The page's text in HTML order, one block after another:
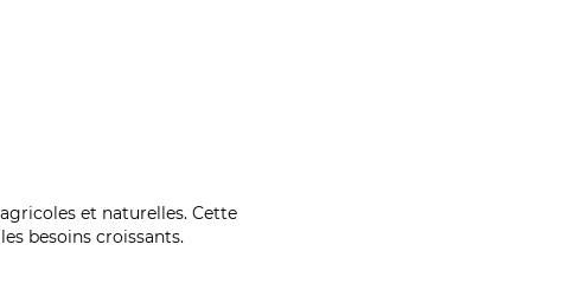
et naturelles. Cette
besoins croissants.